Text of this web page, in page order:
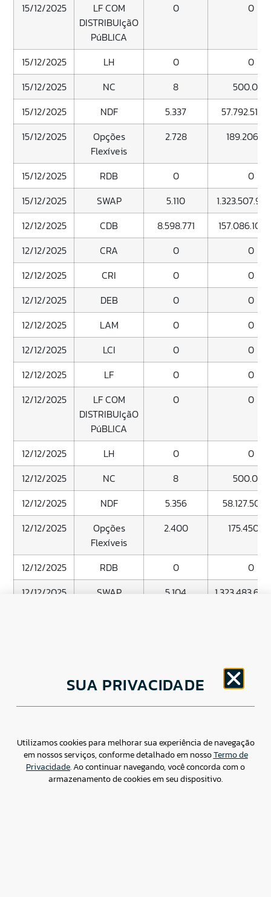
15/12/2025
LF COM
DISTRIBUIçãO
PúBLICA
0 0
15/12/2025 LH 0
0
15/12/2025
NC 8
500.000
15/12/2025
NDF 5.337
15/12/2025
Opções
Flexíveis
2.728
15/12/2025 RDB 0
0
15/12/2025
SWAP 5.110
12/12/2025
CDB 8.598.771
12/12/2025
CRA 0
0
12/12/2025
CRI 0
0
12/12/2025
DEB 0
0
12/12/2025
LAM 0
0
12/12/2025
LCI 0
0
12/12/2025
LF 0
0
12/12/2025
LF COM
DISTRIBUIçãO
PúBLICA
0 0
12/12/2025 LH 0
0
12/12/2025
NC 8
500.000
12/12/2025
NDF 5.356
12/12/2025
Opções
Flexíveis
2.400
12/12/2025 RDB 0
0
12/12/2025
SWAP 5.104
DEB 0
11/12/2025
LCI 0
0
11/12/2025
LF 0
SUA PRIVACIDADE
Utilizamos cookies para melhorar sua experiência de navegação
em nossos serviços, conforme detalhado em nossoTermo de
Privacidade. Ao continuar navegando, você concorda com o
armazenamento de cookies em seu dispositivo.